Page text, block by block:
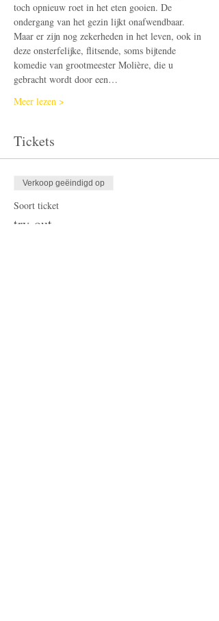
toch opnieuw roet in het eten gooien. De
ondergang van het gezin lijkt onafwendbaar.
​Maar er zijn nog zekerheden in het leven, ook in
deze onsterfelijke, flitsende, soms bijtende
komedie van grootmeester Molière, die u
gebracht wordt door een…
Meer lezen >
Tickets
Verkoop geëindigd op
Soort ticket
try-out